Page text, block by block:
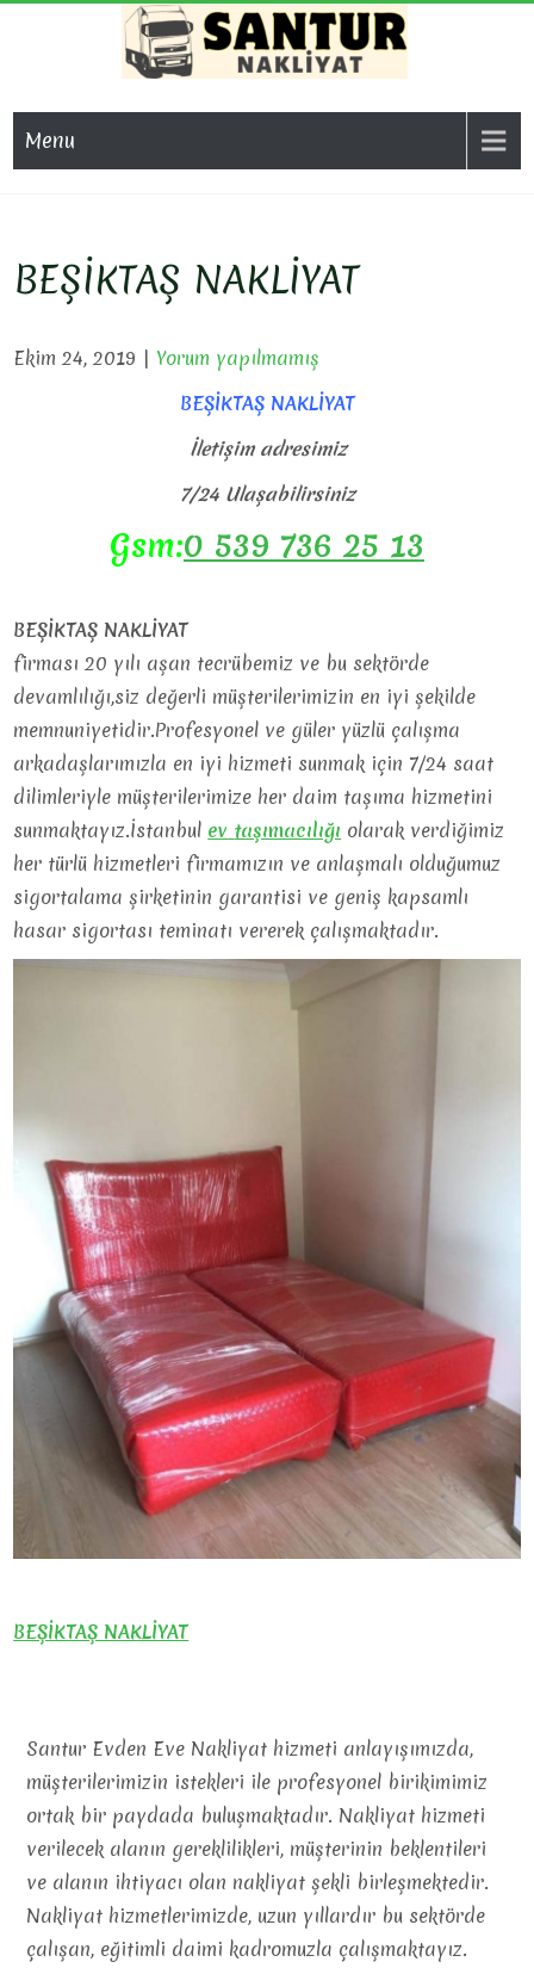
Nakliyat, İş
Yeri Taşıma,
Menu
BEŞİKTAŞ NAKLİYAT
Ekim 24, 2019 |Yorum yapılmamış
BEŞİKTAŞ NAKLİYAT
İletişim adresimiz
7/24 Ulaşabilirsiniz
Gsm:0 539 736 25 13
BEŞİKTAŞ NAKLİYAT
firması 20 yılı aşan tecrübemiz ve bu sektörde
devamlılığı,siz değerli müşterilerimizin en iyi şekilde
memnuniyetidir.Profesyonel ve güler yüzlü çalışma
arkadaşlarımızla en iyi hizmeti sunmak için 7/24 saat
dilimleriyle müşterilerimize her daim taşıma hizmetini
sunmaktayız.İstanbul ev taşımacılığı olarak verdiğimiz
her türlü hizmetleri firmamızın ve anlaşmalı olduğumuz
sigortalama şirketinin garantisi ve geniş kapsamlı
hasar sigortası teminatı vererek çalışmaktadır.
BEŞİKTAŞ NAKLİYAT
Santur Evden Eve Nakliyat hizmeti anlayışımızda,
müşterilerimizin istekleri ile profesyonel birikimimiz
ortak bir paydada buluşmaktadır. Nakliyat hizmeti
verilecek alanın gereklilikleri, müşterinin beklentileri
ve alanın ihtiyacı olan nakliyat şekli birleşmektedir.
Nakliyat hizmetlerimizde, uzun yıllardır bu sektörde
çalışan, eğitimli daimi kadromuzla çalışmaktayız.